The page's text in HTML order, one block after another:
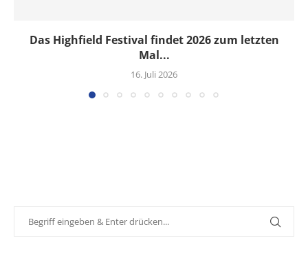
Das Highfield Festival findet 2026 zum letzten
Mal...
16. Juli 2026